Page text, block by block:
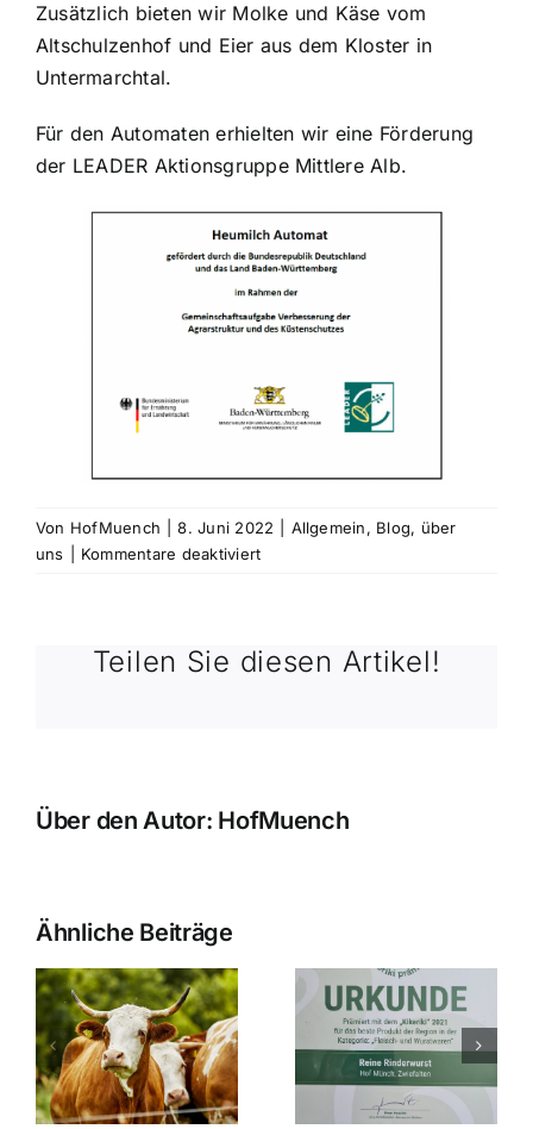
Zusätzlich bieten wir Molke und Käse vom
Altschulzenhof und Eier aus dem Kloster in
Untermarchtal.
Für den Automaten erhielten wir eine Förderung
der LEADER Aktionsgruppe Mittlere Alb.
Von HofMuench 8. Juni 2022 Allgemein, Blog, über
uns
Kommentare deaktiviertfür
Gammertingen
Teilen Sie diesen Artikel!
Über den Autor: HofMuench
Ähnliche Beiträge
Ausgezeichnete
Rinderwurst
Zwiefalter